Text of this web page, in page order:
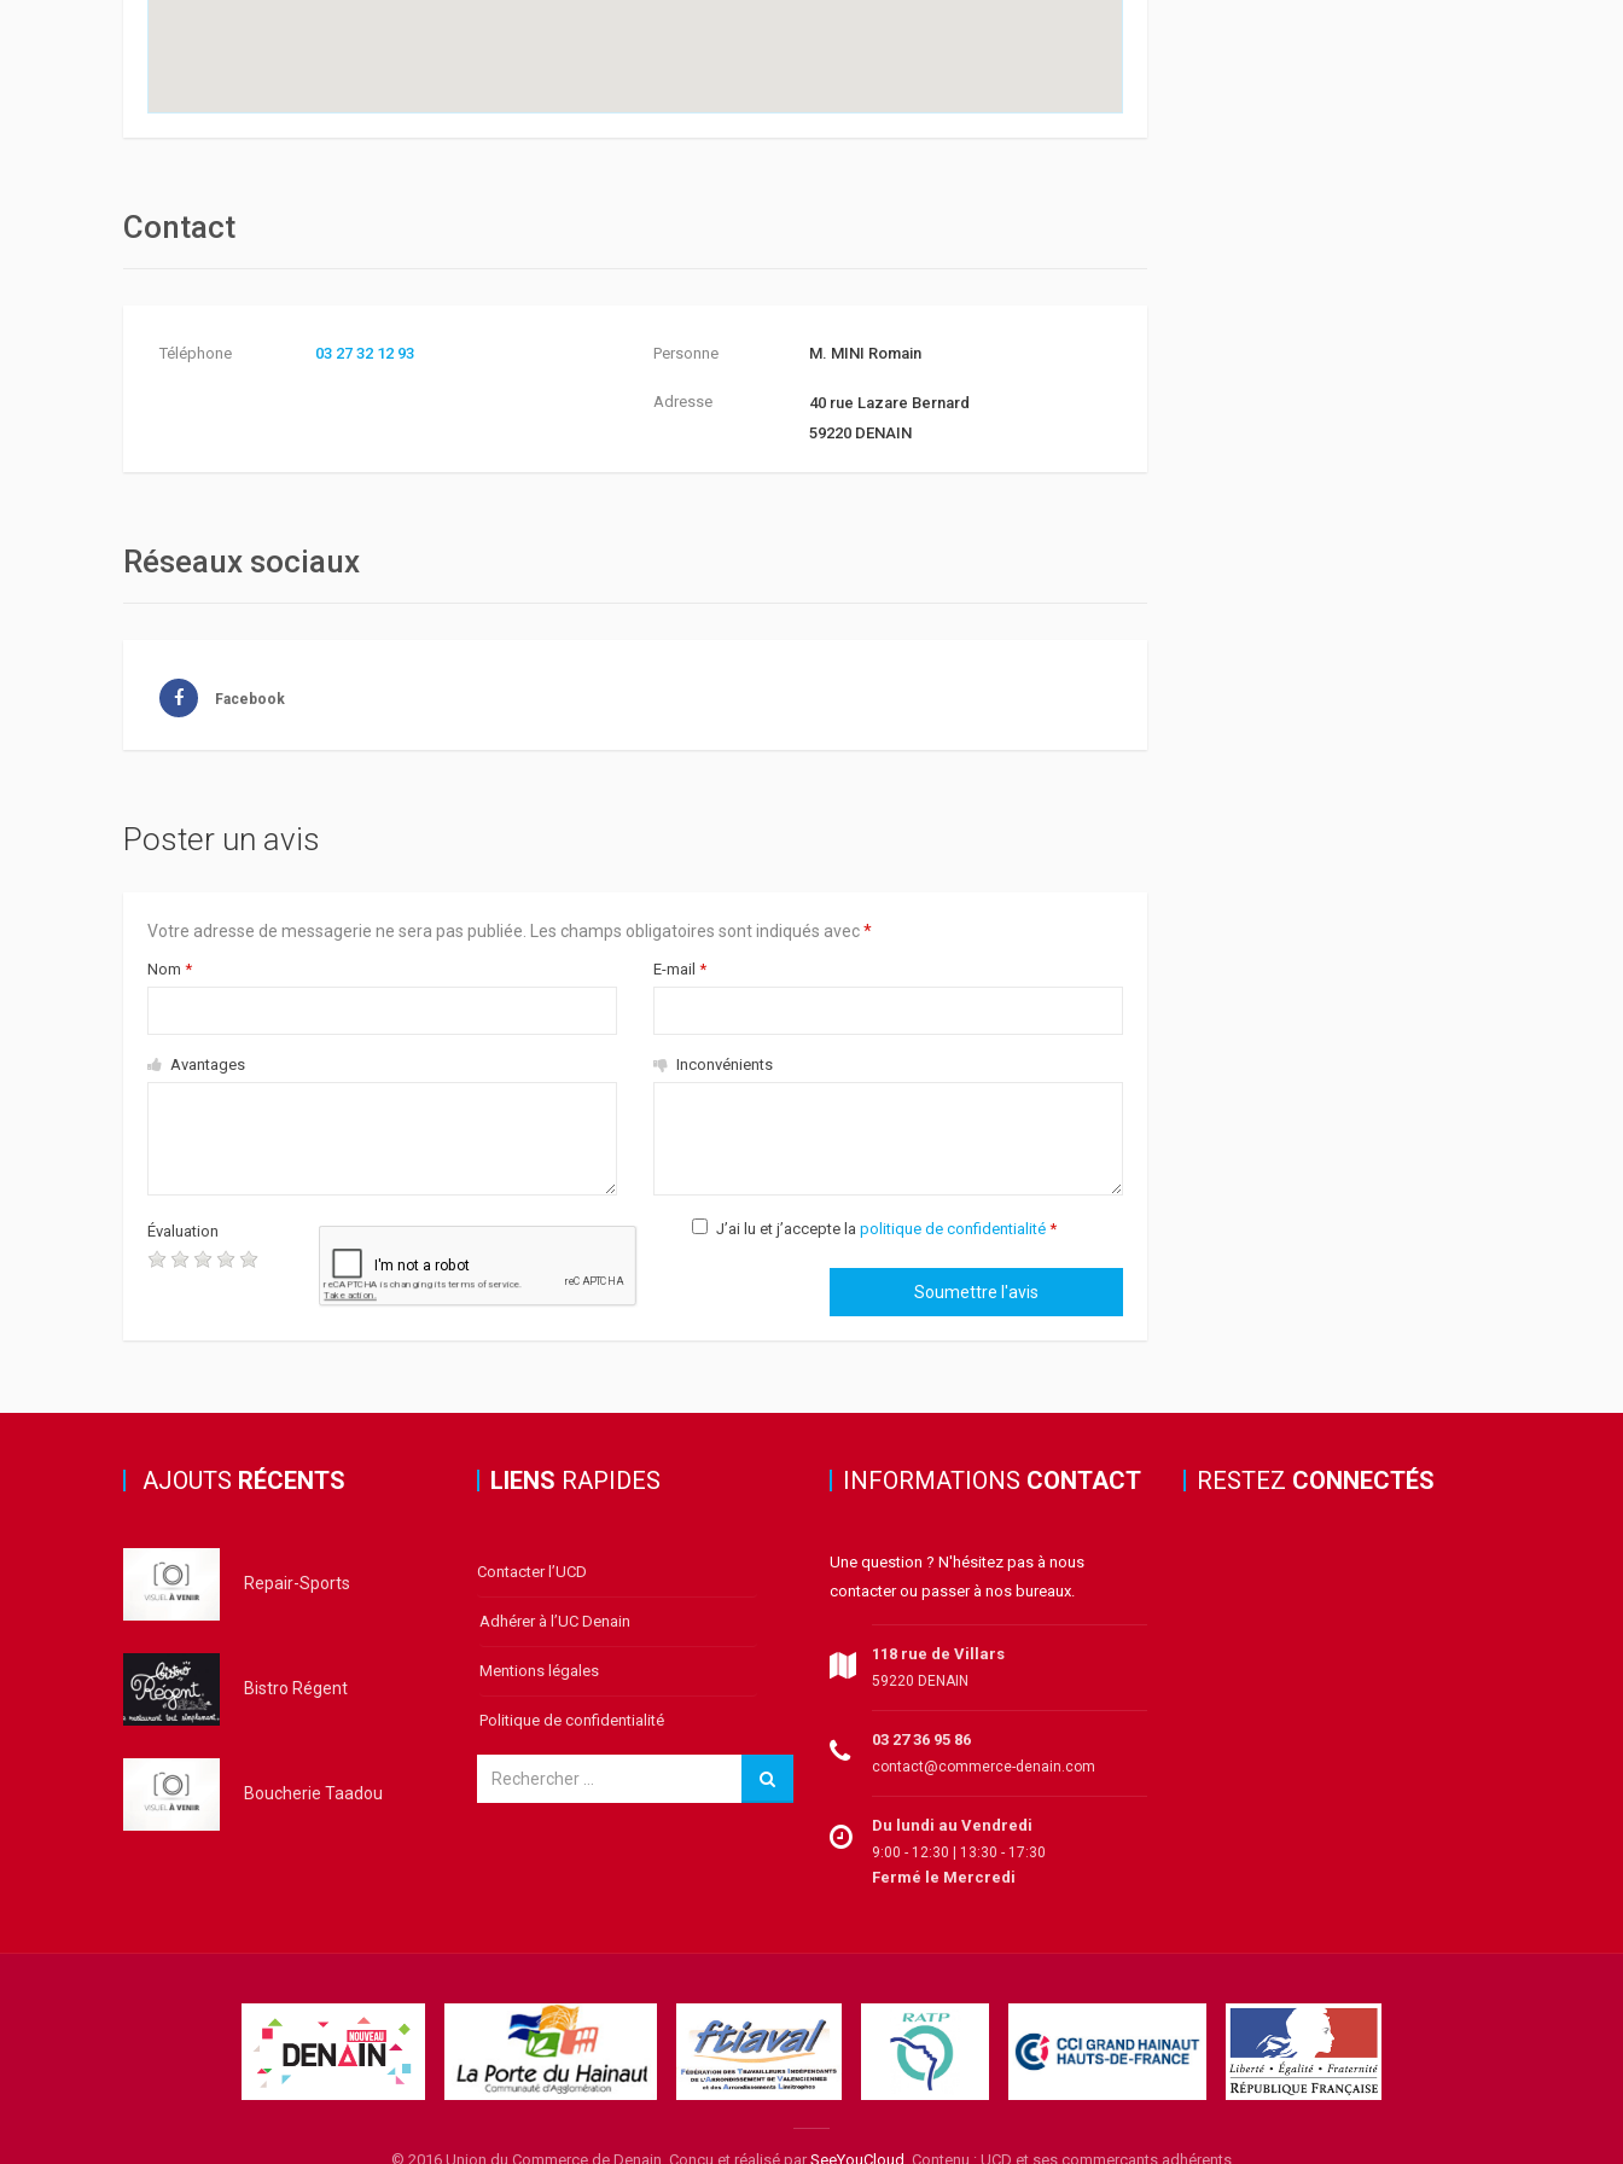
Contact
Téléphone 03 27 32 12 93 Personne M. MINI Romain
Adresse
40 rue Lazare Bernard
59220 DENAIN
Réseaux sociaux
Facebook
Poster un avis
Votre adresse de messagerie ne sera pas publiée. Les champs obligatoires sont indiqués avec*
Nom * E-mail *
Avantages Inconvénients
Évaluation J’ai lu et j’accepte la politique de confidentialité *
AJOUTS RÉCENTS
Repair-Sports
Bistro Régent
Boucherie Taadou
LIENS RAPIDES
Contacter l’UCD
Adhérer à l’UC Denain
Mentions légales
Politique de confidentialité
INFORMATIONS CONTACT
Une question ? N'hésitez pas à nous
contacter ou passer à nos bureaux.
118 rue de Villars
59220 DENAIN
03 27 36 95 86
contact@commerce-denain.com
Du lundi au Vendredi
9:00 - 12:30 | 13:30 - 17:30
Fermé le Mercredi
RESTEZ CONNECTÉS
© 2016 Union du Commerce de Denain. Conçu et réalisé par SeeYouCloud . Contenu : UCD et ses commerçants adhérents